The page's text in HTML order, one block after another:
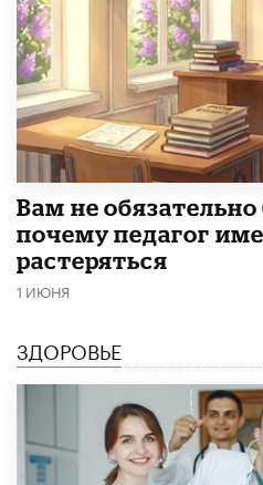
​Вам не
почему педагог
растеряться
1 ИЮНЯ
ЗДОРОВЬЕ